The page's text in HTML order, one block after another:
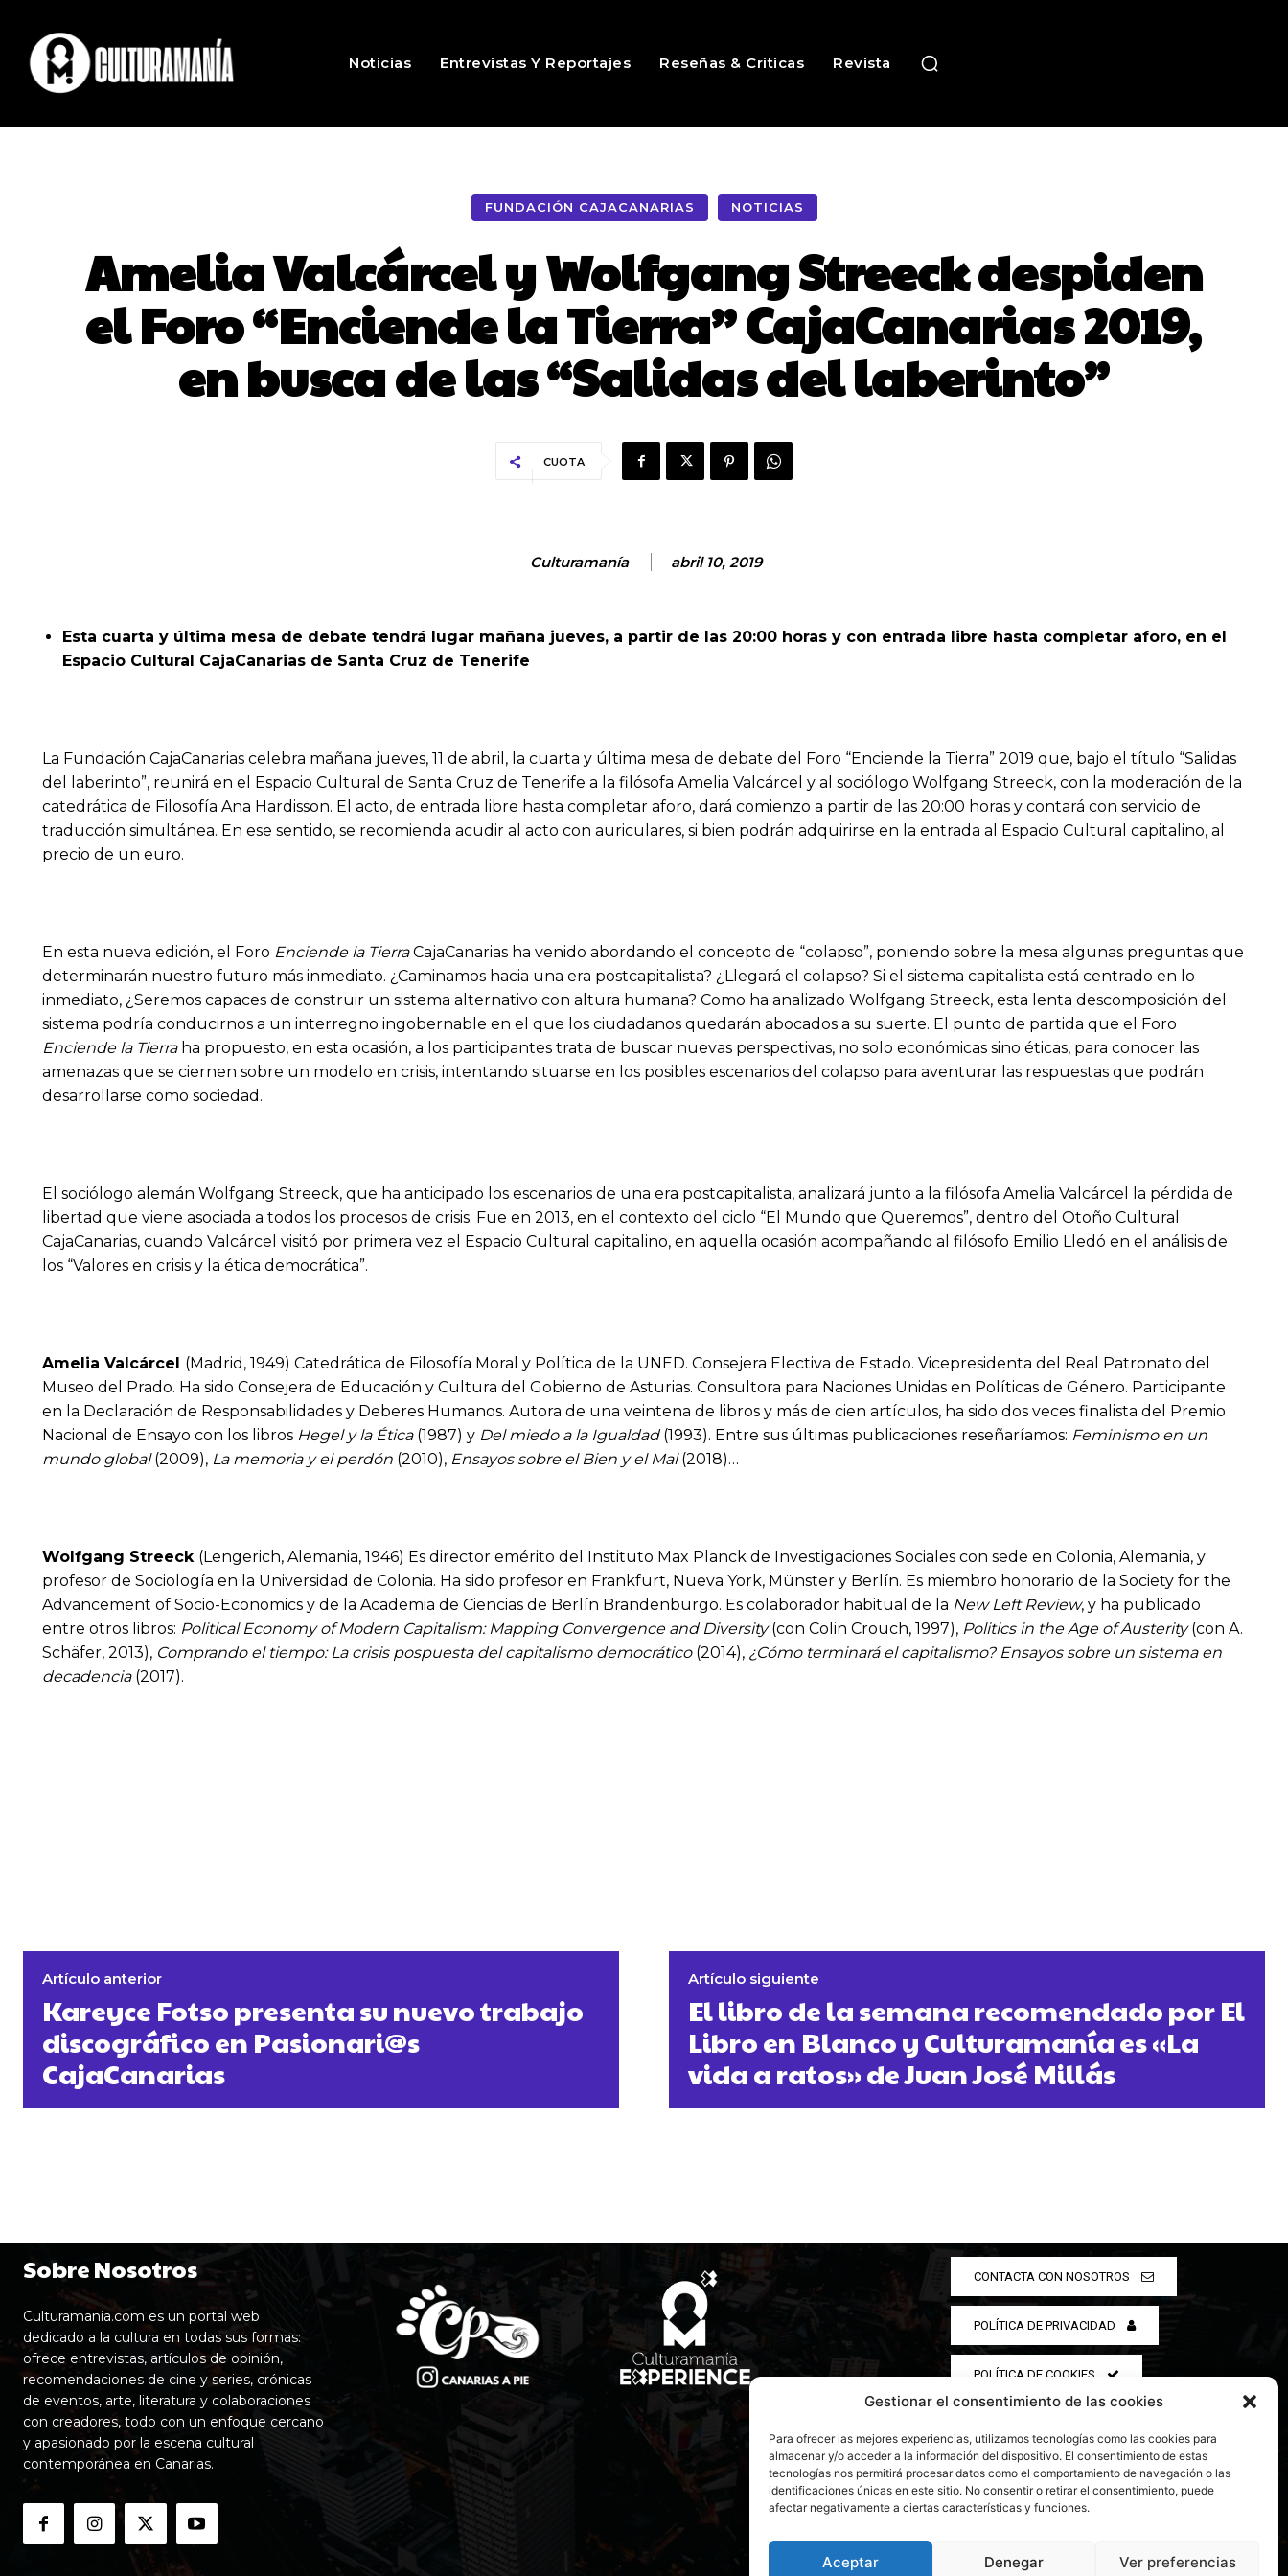
Gestionar el consentimiento de las cookies
Para ofrecer las mejores experiencias, utilizamos tecnologías como las cookies para
almacenar y/o acceder a la información del dispositivo. El consentimiento de estas
tecnologías nos permitirá procesar datos como el comportamiento de navegación o las
identificaciones únicas en este sitio. No consentir o retirar el consentimiento, puede
afectar negativamente a ciertas características y funciones.
Aceptar Denegar Ver preferencias
Noticias Entrevistas Y Reportajes Reseñas & Críticas Revista
FUNDACIÓN CAJACANARIAS NOTICIAS
Amelia Valcárcel y Wolfgang Streeck despiden
el Foro “Enciende la Tierra” CajaCanarias 2019,
en busca de las “Salidas del laberinto”
CUOTA
Culturamanía abril 10, 2019
Esta cuarta y última mesa de debate tendrá lugar mañana jueves, a partir de las 20:00 horas y con entrada libre hasta completar aforo, en el
Espacio Cultural CajaCanarias de Santa Cruz de Tenerife
La Fundación CajaCanarias celebra mañana jueves, 11 de abril, la cuarta y última mesa de debate del Foro “Enciende la Tierra” 2019 que, bajo el título “Salidas
del laberinto”, reunirá en el Espacio Cultural de Santa Cruz de Tenerife a la filósofa Amelia Valcárcel y al sociólogo Wolfgang Streeck, con la moderación de la
catedrática de Filosofía Ana Hardisson. El acto, de entrada libre hasta completar aforo, dará comienzo a partir de las 20:00 horas y contará con servicio de
traducción simultánea. En ese sentido, se recomienda acudir al acto con auriculares, si bien podrán adquirirse en la entrada al Espacio Cultural capitalino, al
precio de un euro.
En esta nueva edición, el Foro Enciende la TierraCajaCanarias ha venido abordando el concepto de “colapso”, poniendo sobre la mesa algunas preguntas que
determinarán nuestro futuro más inmediato. ¿Caminamos hacia una era postcapitalista? ¿Llegará el colapso? Si el sistema capitalista está centrado en lo
inmediato, ¿Seremos capaces de construir un sistema alternativo con altura humana? Como ha analizado Wolfgang Streeck, esta lenta descomposición del
sistema podría conducirnos a un interregno ingobernable en el que los ciudadanos quedarán abocados a su suerte. El punto de partida que el Foro
Enciende la Tierra ha propuesto, en esta ocasión, a los participantes trata de buscar nuevas perspectivas, no solo económicas sino éticas, para conocer las
amenazas que se ciernen sobre un modelo en crisis, intentando situarse en los posibles escenarios del colapso para aventurar las respuestas que podrán
desarrollarse como sociedad.
El sociólogo alemán Wolfgang Streeck, que ha anticipado los escenarios de una era postcapitalista, analizará junto a la filósofa Amelia Valcárcel la pérdida de
libertad que viene asociada a todos los procesos de crisis. Fue en 2013, en el contexto del ciclo “El Mundo que Queremos”, dentro del Otoño Cultural
CajaCanarias, cuando Valcárcel visitó por primera vez el Espacio Cultural capitalino, en aquella ocasión acompañando al filósofo Emilio Lledó en el análisis de
los “Valores en crisis y la ética democrática”.
Amelia Valcárcel (Madrid, 1949) Catedrática de Filosofía Moral y Política de la UNED. Consejera Electiva de Estado. Vicepresidenta del Real Patronato del
Museo del Prado. Ha sido Consejera de Educación y Cultura del Gobierno de Asturias. Consultora para Naciones Unidas en Políticas de Género. Participante
en la Declaración de Responsabilidades y Deberes Humanos. Autora de una veintena de libros y más de cien artículos, ha sido dos veces finalista del Premio
Nacional de Ensayo con los libros Hegel y la Ética(1987) y Del miedo a la Igualdad(1993). Entre sus últimas publicaciones reseñaríamos: Feminismo en un
mundo global(2009), La memoria y el perdón (2010), Ensayos sobre el Bien y el Mal(2018)…
Wolfgang Streeck (Lengerich, Alemania, 1946) Es director emérito del Instituto Max Planck de Investigaciones Sociales con sede en Colonia, Alemania, y
profesor de Sociología en la Universidad de Colonia. Ha sido profesor en Frankfurt, Nueva York, Münster y Berlín. Es miembro honorario de la Society for the
Advancement of Socio-Economics y de la Academia de Ciencias de Berlín Brandenburgo. Es colaborador habitual de la New Left Review, y ha publicado
entre otros libros: Political Economy of Modern Capitalism: Mapping Convergence and Diversity(con Colin Crouch, 1997), Politics in the Age of Austerity(con A.
Schäfer, 2013), Comprando el tiempo: La crisis pospuesta del capitalismo democrático(2014), ¿Cómo terminará el capitalismo? Ensayos sobre un sistema en
decadencia(2017).
Artículo anterior
Kareyce Fotso presenta su nuevo trabajo
discográfico en Pasionari@s
CajaCanarias
Artículo siguiente
El libro de la semana recomendado por El
Libro en Blanco y Culturamanía es «La
vida a ratos» de Juan José Millás
Sobre Nosotros
Culturamania.com es un portal web
dedicado a la cultura en todas sus formas:
ofrece entrevistas, artículos de opinión,
recomendaciones de cine y series, crónicas
de eventos, arte, literatura y colaboraciones
con creadores, todo con un enfoque cercano
y apasionado por la escena cultural
contemporánea en Canarias.
CONTACTA CON NOSOTROS
POLÍTICA DE PRIVACIDAD
POLÍTICA DE COOKIES